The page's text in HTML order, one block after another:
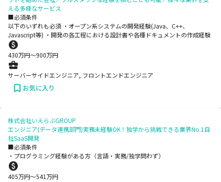
える多様なサービス
■必須条件
以下のいずれも必須 ・オープン系システムの開発経験(Java、C++、
Javascript等) ・開発の各工程における設計書や各種ドキュメントの作成経験
430万円〜900万円
サーバーサイドエンジニア, フロントエンドエンジニア
お気に入り
株式会社いえらぶGROUP
エンジニア(データ連携部門)実務未経験OK！独学から挑戦できる業界No.1自
社SaaS開発
■必須条件
・プログラミング経験がある方（言語・実務/独学問わず）
405万円〜541万円